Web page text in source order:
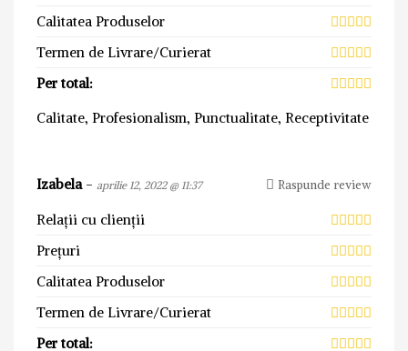
Calitatea Produselor
Termen de Livrare/Curierat
Per total:
Calitate, Profesionalism, Punctualitate, Receptivitate
Izabela- aprilie 12, 2022 @ 11:37 Raspunde review
Relații cu clienții
Prețuri
Calitatea Produselor
Termen de Livrare/Curierat
Per total: